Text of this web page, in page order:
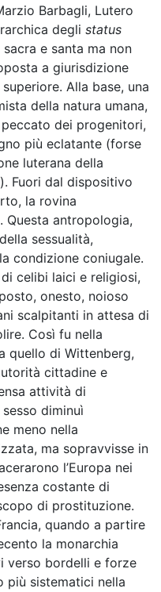
Barbagli, Lutero
degli status
e santa ma non
a giurisdizione
Alla base, una
della natura umana,
dei progenitori,
più eclatante (forse
luterana della
Fuori dal dispositivo
la rovina
Questa antropologia,
sessualità,
condizione coniugale.
celibi laici e religiosi,
onesto, noioso
scalpitanti in attesa di
Così fu nella
quello di Wittenberg,
cittadine e
attività di
diminuì
meno nella
ma sopravvisse in
l’Europa nei
costante di
di prostituzione.
quando a partire
la monarchia
verso bordelli e forze
più sistematici nella